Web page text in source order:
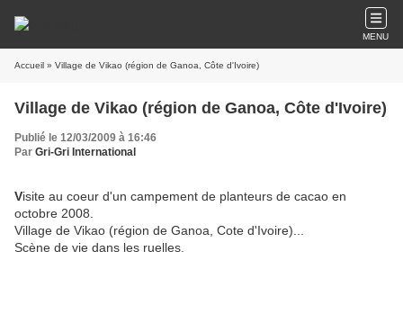
MENU
Accueil » Village de Vikao (région de Ganoa, Côte d'Ivoire)
Village de Vikao (région de Ganoa, Côte d'Ivoire)
Publié le 12/03/2009 à 16:46
Par Gri-Gri International
Visite au coeur d'un campement de planteurs de cacao en
octobre 2008.
Village de Vikao (région de Ganoa, Cote d'Ivoire)...
Scène de vie dans les ruelles.